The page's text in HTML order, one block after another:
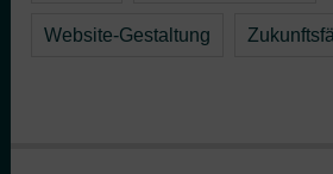
Website-Gestaltung